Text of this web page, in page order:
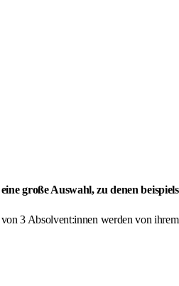
große Auswahl, zu denen
3 Absolvent:innen werden von